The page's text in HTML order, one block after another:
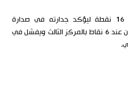
وبهذا الانتصار رفع يوفنتوس رصيده إلى 16 نقطة ليؤكد جدارته في صدارة
المجموعة الرابعة، فيما تجمد رصيد ليفركوزن عند 6 نقاط بالمركز الثالث ويفشل في